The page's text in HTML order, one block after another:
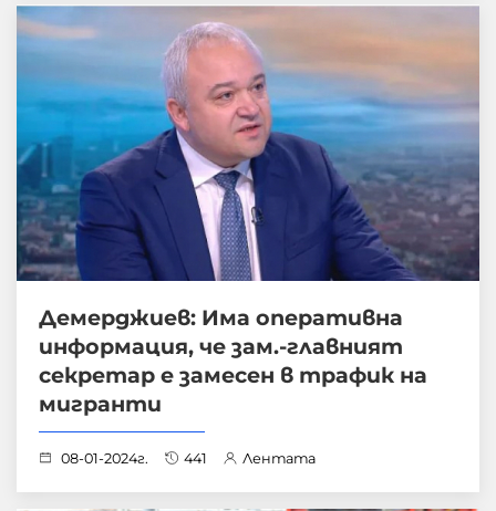
Демерджиев: Има оперативна
информация, че зам.-главният
секретар е замесен в трафик на
мигранти
08-01-2024г. 441 Лентата